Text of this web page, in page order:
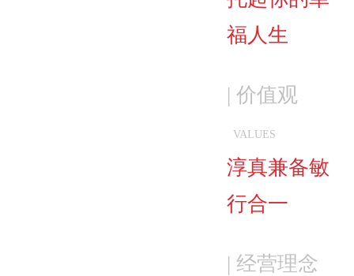
福人生
| 价值观
VALUES
淳真兼备敏
行合一
| 经营理念